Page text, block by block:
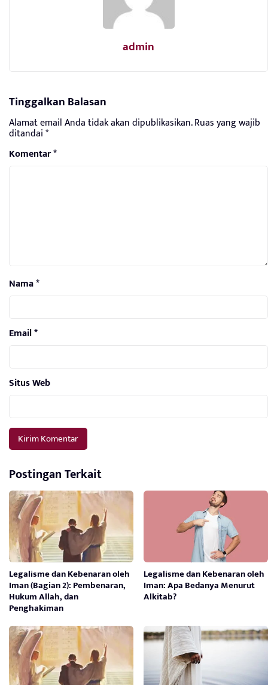
admin
Tinggalkan Balasan
Alamat email Anda tidak akan dipublikasikan.Ruas yang wajib
ditandai*
Komentar*
Nama*
Email*
Situs Web
Postingan Terkait
Legalisme dan Kebenaran oleh
Iman (Bagian 2): Pembenaran,
Hukum Allah, dan
Penghakiman
Legalisme dan Kebenaran oleh
Iman: Apa Bedanya Menurut
Alkitab?